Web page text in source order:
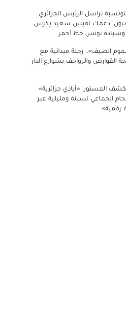
تراسل الرئيس الجزائري
تبون: دعمك لقيس سعيد يكرس
وسيادة تونس خط أحمر
الصيف».. رحلة ميدانية مع
القوارض والزواحف بشوارع الدار
المستور: «أيادي جزائرية»
الجماعي لسبتة ومليلية عبر
رقمية»